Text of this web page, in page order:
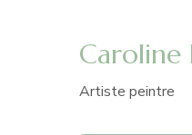
Caroline
Artiste peintre